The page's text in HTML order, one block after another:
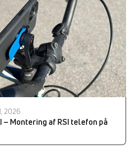
2026
– Montering af RSI telefon på